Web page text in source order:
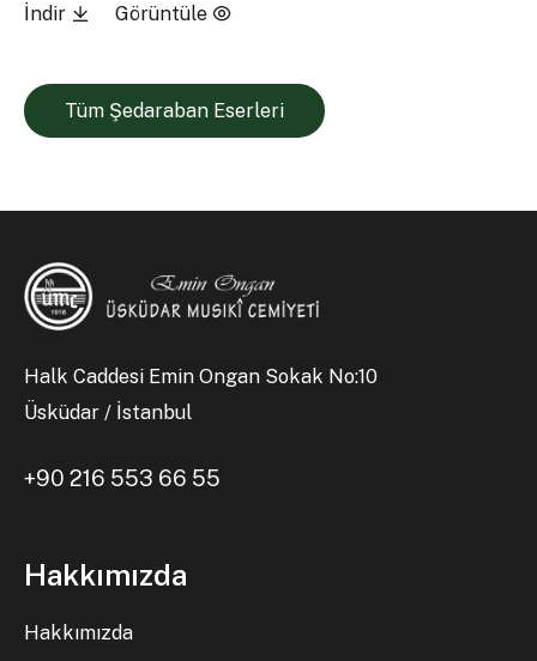
İndir Görüntüle
Tüm Şedaraban Eserleri
Halk Caddesi Emin Ongan Sokak No:10
Üsküdar / İstanbul
+90 216 553 66 55
Hakkımızda
Hakkımızda